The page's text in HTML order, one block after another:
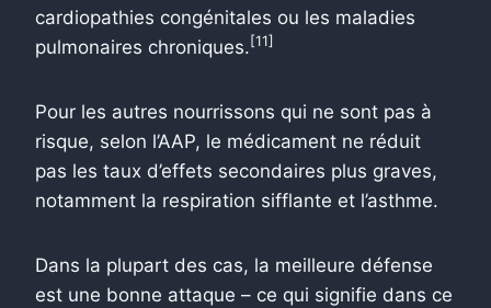
cardiopathies congénitales ou les maladies
pulmonaires chroniques. [11]
Pour les autres nourrissons qui ne sont pas à
risque, selon l’AAP, le médicament ne réduit
pas les taux d’effets secondaires plus graves,
notamment la respiration sifflante et l’asthme.
Dans la plupart des cas, la meilleure défense
est une bonne attaque – ce qui signifie dans ce